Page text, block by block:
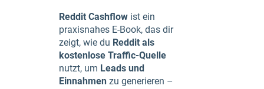
Reddit Cashflow ist ein
praxisnahes E-Book, das dir
zeigt, wie du Reddit als
kostenlose Traffic-Quelle
nutzt, um Leads und
Einnahmen zu generieren –